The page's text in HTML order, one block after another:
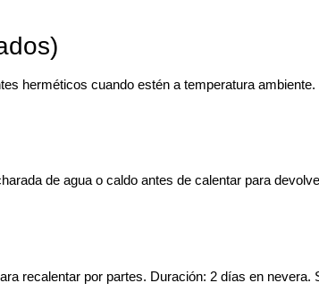
herméticos cuando estén a temperatura ambiente.
de agua o caldo antes de calentar para
recalentar por partes. Duración: 2 días en nevera.